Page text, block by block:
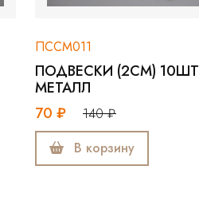
ПССМ011
ПОДВЕСКИ (2СМ) 10ШТ
МЕТАЛЛ
70 ₽
140 ₽
В корзину